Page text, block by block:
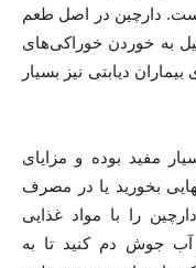
دارچین در اصل طعم
به خوردن خوراکی‌های
دیابتی نیز بسیار
مفید بوده و مزایای
بخورید یا در مصرف
را با مواد غذایی
آب جوش دم کنید تا به